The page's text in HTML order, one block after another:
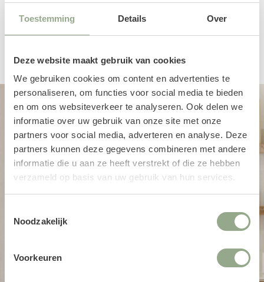
Toestemming Details Over
Deze website maakt gebruik van cookies
We gebruiken cookies om content en advertenties te
personaliseren, om functies voor social media te bieden
en om ons websiteverkeer te analyseren. Ook delen we
informatie over uw gebruik van onze site met onze
partners voor social media, adverteren en analyse. Deze
partners kunnen deze gegevens combineren met andere
informatie die u aan ze heeft verstrekt of die ze hebben
verzameld op basis van uw gebruik van hun services.
Noodzakelijk
Voorkeuren